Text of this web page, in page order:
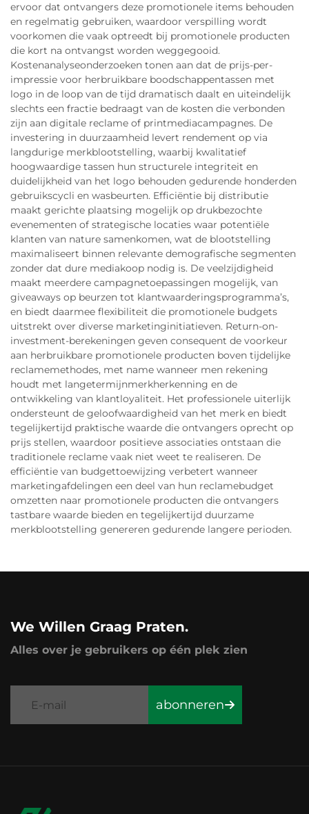
ervoor dat ontvangers deze promotionele items behouden
en regelmatig gebruiken, waardoor verspilling wordt
voorkomen die vaak optreedt bij promotionele producten
die kort na ontvangst worden weggegooid.
Kostenanalyseonderzoeken tonen aan dat de prijs-per-
impressie voor herbruikbare boodschappentassen met
logo in de loop van de tijd dramatisch daalt en uiteindelijk
slechts een fractie bedraagt van de kosten die verbonden
zijn aan digitale reclame of printmediacampagnes. De
investering in duurzaamheid levert rendement op via
langdurige merkblootstelling, waarbij kwalitatief
hoogwaardige tassen hun structurele integriteit en
duidelijkheid van het logo behouden gedurende honderden
gebruikscycli en wasbeurten. Efficiëntie bij distributie
maakt gerichte plaatsing mogelijk op drukbezochte
evenementen of strategische locaties waar potentiële
klanten van nature samenkomen, wat de blootstelling
maximaliseert binnen relevante demografische segmenten
zonder dat dure mediakoop nodig is. De veelzijdigheid
maakt meerdere campagnetoepassingen mogelijk, van
giveaways op beurzen tot klantwaarderingsprogramma’s,
en biedt daarmee flexibiliteit die promotionele budgets
uitstrekt over diverse marketinginitiatieven. Return-on-
investment-berekeningen geven consequent de voorkeur
aan herbruikbare promotionele producten boven tijdelijke
reclamemethodes, met name wanneer men rekening
houdt met langetermijnmerkherkenning en de
ontwikkeling van klantloyaliteit. Het professionele uiterlijk
ondersteunt de geloofwaardigheid van het merk en biedt
tegelijkertijd praktische waarde die ontvangers oprecht op
prijs stellen, waardoor positieve associaties ontstaan die
traditionele reclame vaak niet weet te realiseren. De
efficiëntie van budgettoewijzing verbetert wanneer
marketingafdelingen een deel van hun reclamebudget
omzetten naar promotionele producten die ontvangers
tastbare waarde bieden en tegelijkertijd duurzame
merkblootstelling genereren gedurende langere perioden.
We Willen Graag Praten.
Alles over je gebruikers op één plek zien
abonneren